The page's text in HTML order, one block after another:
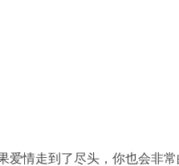
情走到了尽头，你也会非常